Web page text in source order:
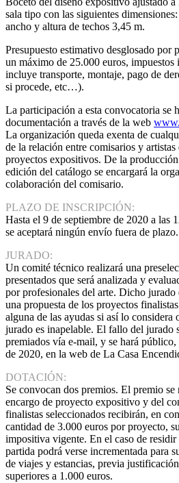
sala tipo con las siguientes
ancho y altura de techos 3,45 m.
Presupuesto estimativo desglosado por
un máximo de 25.000 euros, impuestos
incluye transporte, montaje, pago de
si procede, etc…).
La participación a esta convocatoria se
documentación a través de la web
La organización queda exenta de
de la relación entre comisarios y
proyectos expositivos. De la
edición del catálogo se encargará la
colaboración del comisario.
PLAZO DE INSCRIPCIÓN:
Hasta el 9 de septiembre de 2020 a las
se aceptará ningún envío fuera de plazo.
JURADO:
Un comité técnico realizará una
presentados que será analizada y
por profesionales del arte. Dicho jurado
una propuesta de los proyectos
alguna de las ayudas si así lo
jurado es inapelable. El fallo del jurado
premiados vía e-mail, y se hará
de 2020, en la web de La Casa
DOTACIÓN:
Se convocan dos premios. El premio
encargo de proyecto expositivo y del
finalistas seleccionados recibirán, en
cantidad de 3.000 euros por proyecto,
impositiva vigente. En el caso de
partida podrá verse incrementada para
de viajes y estancias, previa
superiores a 1.000 euros.